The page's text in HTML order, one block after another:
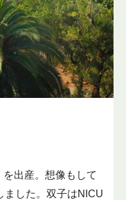
出産。想像もして
ました。双子はNICU